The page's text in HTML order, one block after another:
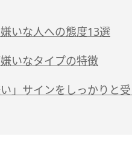
いな人への態度13選
わせる時間が極端に短くなる
タッチさせない
いなタイプの特徴
読まずグイグイ来る人
」サインをしっかりと